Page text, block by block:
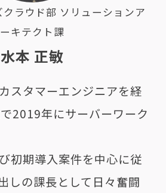
ラウド部 ソリューションア
ーキテクト課
水本 正敏
スタマーエンジニアを経
2019年にサーバーワーク
初期導入案件を中心に従
しの課長として日々奮闘